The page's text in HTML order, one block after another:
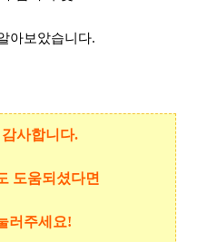
아보았습니다.
사합니다.
도움되셨다면
러주세요!